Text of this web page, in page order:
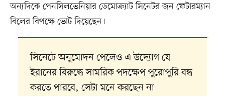
অন্যদিকে পেনসিলভেনিয়ার ডেমোক্র্যাট সিনেটর জন ফেটারম্যান
বিলের বিপক্ষে ভোট দিয়েছেন।
সিনেটে অনুমোদন পেলেও এ উদ্যোগ যে
ইরানের বিরুদ্ধে সামরিক পদক্ষেপ পুরোপুরি বন্ধ
করতে পারবে, সেটা মনে করছেন না